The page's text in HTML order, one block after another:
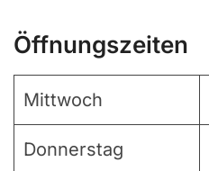
Öffnungszeiten
Mittwoch
Donnerstag